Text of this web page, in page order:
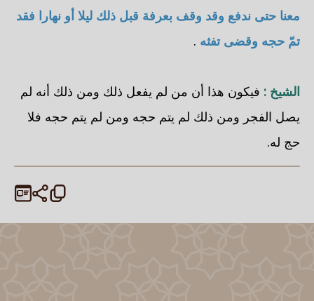
معنا حتى ندفع وقد وقف بعرفة قبل ذلك ليلا أو نهارا فقد
تمّ حجه وقضى تفثه .
الشيخ : فيكون هذا أن من لم يفعل ذلك ومن ذلك أنه لم
يصل الفجر ومن ذلك لم يتم حجه ومن لم يتم حجه فلا
حج له.